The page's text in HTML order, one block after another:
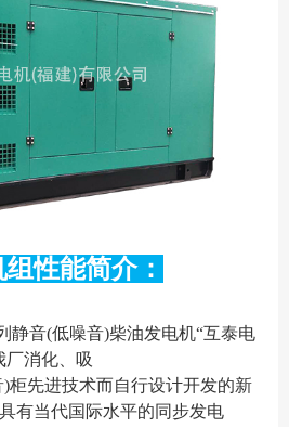
性能简介：
音(低噪音)柴油发电机“互泰电
厂消化、吸
柜先进技术而自行设计开发的新
有当代国际水平的同步发电